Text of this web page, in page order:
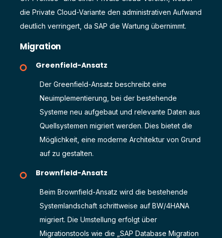
die Private Cloud-Variante den administrativen Aufwand
deutlich verringert, da SAP die Wartung übernimmt.
Migration
Greenfield-Ansatz
Der Greenfield-Ansatz beschreibt eine
Neuimplementierung, bei der bestehende
Systeme neu aufgebaut und relevante Daten aus
Quellsystemen migriert werden. Dies bietet die
Möglichkeit, eine moderne Architektur von Grund
auf zu gestalten.
Brownfield-Ansatz
Beim Brownfield-Ansatz wird die bestehende
Systemlandschaft schrittweise auf BW/4HANA
migriert. Die Umstellung erfolgt über
Migrationstools wie die „SAP Database Migration